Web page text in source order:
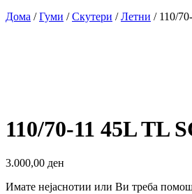
Дома /Гуми /Скутери /Летни / 110/
110/70-11 45L
3.000,00 ден
Имате нејаснотии или Ви треба